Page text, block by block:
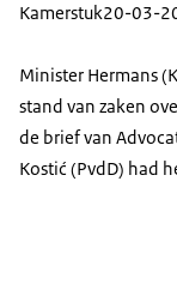
Kamerstuk20-03-
Minister Hermans
stand van zaken
de brief van
Kostić (PvdD) had